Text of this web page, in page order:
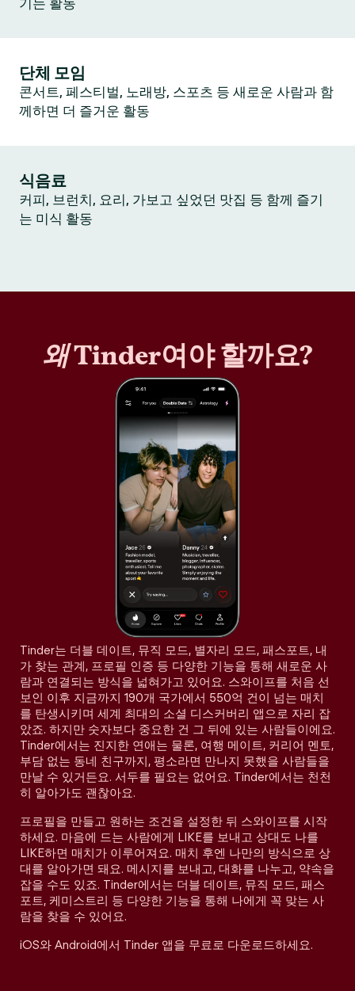
기는 활동
단체 모임
콘서트, 페스티벌, 노래방, 스포츠 등 새로운 사람과 함
께하면 더 즐거운 활동
식음료
커피, 브런치, 요리, 가보고 싶었던 맛집 등 함께 즐기
는 미식 활동
왜Tinder여야 할까요?
Tinder는 더블 데이트, 뮤직 모드, 별자리 모드, 패스포트, 내
가 찾는 관계, 프로필 인증 등 다양한 기능을 통해 새로운 사
람과 연결되는 방식을 넓혀가고 있어요. 스와이프를 처음 선
보인 이후 지금까지 190개 국가에서 550억 건이 넘는 매치
를 탄생시키며 세계 최대의 소셜 디스커버리 앱으로 자리 잡
았죠. 하지만 숫자보다 중요한 건 그 뒤에 있는 사람들이에요.
Tinder에서는 진지한 연애는 물론, 여행 메이트, 커리어 멘토,
부담 없는 동네 친구까지, 평소라면 만나지 못했을 사람들을
만날 수 있거든요. 서두를 필요는 없어요. Tinder에서는 천천
히 알아가도 괜찮아요.
프로필을 만들고 원하는 조건을 설정한 뒤 스와이프를 시작
하세요. 마음에 드는 사람에게 LIKE를 보내고 상대도 나를
LIKE하면 매치가 이루어져요. 매치 후엔 나만의 방식으로 상
대를 알아가면 돼요. 메시지를 보내고, 대화를 나누고, 약속을
잡을 수도 있죠. Tinder에서는 더블 데이트, 뮤직 모드, 패스
포트, 케미스트리 등 다양한 기능을 통해 나에게 꼭 맞는 사
람을 찾을 수 있어요.
iOS와 Android에서 Tinder 앱을 무료로 다운로드하세요.